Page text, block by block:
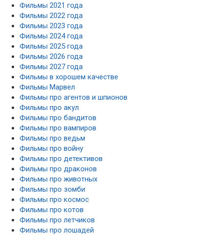
Фильмы 2021 года
Фильмы 2022 года
Фильмы 2023 года
Фильмы 2024 года
Фильмы 2025 года
Фильмы 2026 года
Фильмы 2027 года
Фильмы в хорошем качестве
Фильмы Марвел
Фильмы про агентов и шпионов
Фильмы про акул
Фильмы про бандитов
Фильмы про вампиров
Фильмы про ведьм
Фильмы про войну
Фильмы про детективов
Фильмы про драконов
Фильмы про животных
Фильмы про зомби
Фильмы про космос
Фильмы про котов
Фильмы про летчиков
Фильмы про лошадей